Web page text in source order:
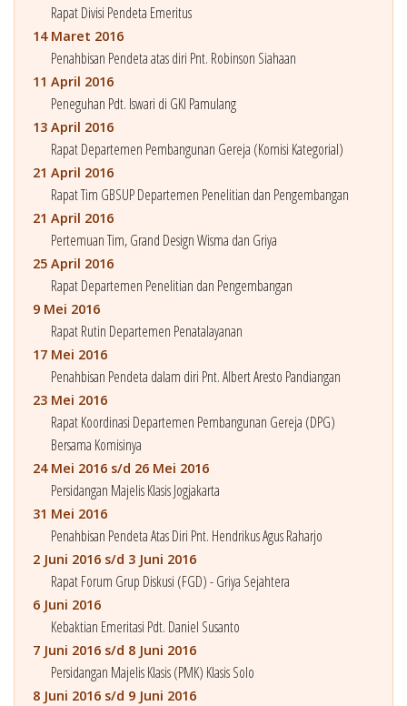
Rapat Divisi Pendeta Emeritus
14 Maret 2016
Penahbisan Pendeta atas diri Pnt. Robinson Siahaan
11 April 2016
Peneguhan Pdt. Iswari di GKI Pamulang
13 April 2016
Rapat Departemen Pembangunan Gereja (Komisi Kategorial)
21 April 2016
Rapat Tim GBSUP Departemen Penelitian dan Pengembangan
21 April 2016
Pertemuan Tim, Grand Design Wisma dan Griya
25 April 2016
Rapat Departemen Penelitian dan Pengembangan
9 Mei 2016
Rapat Rutin Departemen Penatalayanan
17 Mei 2016
Penahbisan Pendeta dalam diri Pnt. Albert Aresto Pandiangan
23 Mei 2016
Rapat Koordinasi Departemen Pembangunan Gereja (DPG)
Bersama Komisinya
24 Mei 2016 s/d 26 Mei 2016
Persidangan Majelis Klasis Jogjakarta
31 Mei 2016
Penahbisan Pendeta Atas Diri Pnt. Hendrikus Agus Raharjo
2 Juni 2016 s/d 3 Juni 2016
Rapat Forum Grup Diskusi (FGD) - Griya Sejahtera
6 Juni 2016
Kebaktian Emeritasi Pdt. Daniel Susanto
7 Juni 2016 s/d 8 Juni 2016
Persidangan Majelis Klasis (PMK) Klasis Solo
8 Juni 2016 s/d 9 Juni 2016